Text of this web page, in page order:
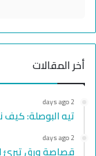
أخر المقالات
2 days ago
تيه البوصلة:
2 days ago
قصاصة ورق تبرئ